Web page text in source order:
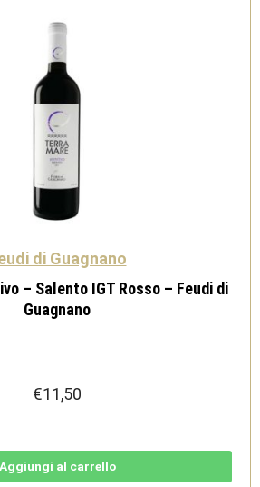
di Guagnano
– Salento IGT Rosso – Feudi di
Guagnano
€11,50
Aggiungi al carrello